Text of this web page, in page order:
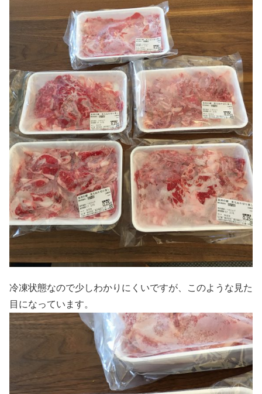
冷凍状態なので少しわかりにくいですが、このような見た
目になっています。